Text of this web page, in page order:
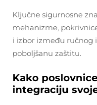
Ključne sigurnosne
mehanizme,
i izbor između ručnog
poboljšanu zaštitu.
Kako
integraciju